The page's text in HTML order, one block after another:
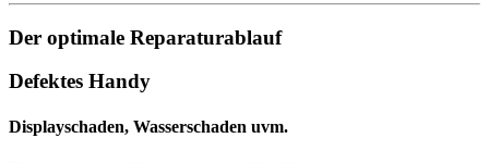
Der optimale Reparaturablauf
Defektes Handy
Displayschaden, Wasserschaden uvm.